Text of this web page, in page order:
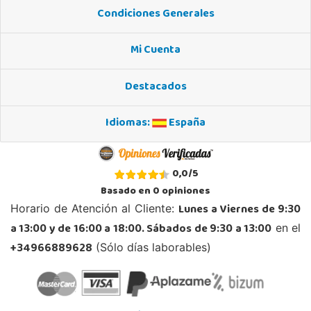
04740, Roquetas de Mar
POCAS UNIDADES
Juguetilandia San Juan
Carretera Alicante-Valencia, Km. 88.8 - 14.1 Pol. H
03550, San Juan
965 655 958
Localizar Tienda
Condiciones Generales
Mi Cuenta
Destacados
Idiomas:
España
0,0/5
Basado en0opiniones
Horario de Atención al Cliente: Lunes a Viernes de 9:30
a 13:00 y de 16:00 a 18:00. Sábados de 9:30 a 13:00 en el
+34966889628 (Sólo días laborables)